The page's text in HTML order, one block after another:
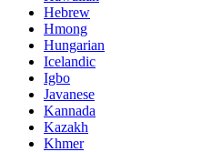
Hebrew
Hmong
Hungarian
Icelandic
Igbo
Javanese
Kannada
Kazakh
Khmer